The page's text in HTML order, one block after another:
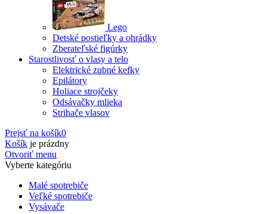
Lego
Detské postieľky a ohrádky
Zberateľské figúrky
Starostlivosť o vlasy a telo
Elektrické zubné kefky
Epilátory
Holiace strojčeky
Odsávačky mlieka
Strihače vlasov
Prejsť na košík0
Košík je prázdny
Otvoriť menu
Vyberte kategóriu
Malé spotrebiče
Veľké spotrebiče
Vysávače